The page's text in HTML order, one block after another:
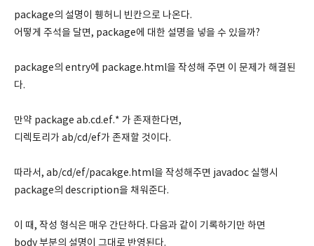
package의 설명이 휑허니 빈칸으로 나온다.
어떻게 주석을 달면, package에 대한 설명을 넣을 수 있을까?
package의 entry에 package.html을 작성해 주면 이 문제가 해결된
다.
만약 package ab.cd.ef.* 가 존재한다면,
디렉토리가 ab/cd/ef가 존재할 것이다.
따라서, ab/cd/ef/pacakge.html을 작성해주면 javadoc 실행시
package의 description을 채워준다.
이 때, 작성 형식은 매우 간단하다. 다음과 같이 기록하기만 하면
body 부분의 설명이 그대로 반영된다.